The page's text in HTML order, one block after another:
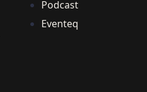
Podcast
Eventeq